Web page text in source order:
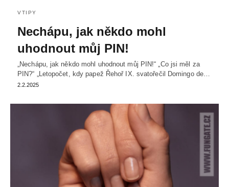
VTIPY
Nechápu, jak někdo mohl
uhodnout můj PIN!
„Nechápu, jak někdo mohl uhodnout můj PIN!“ „Co jsi měl za
PIN?“ „Letopočet, kdy papež Řehoř IX. svatořečil Domingo de…
2.2.2025